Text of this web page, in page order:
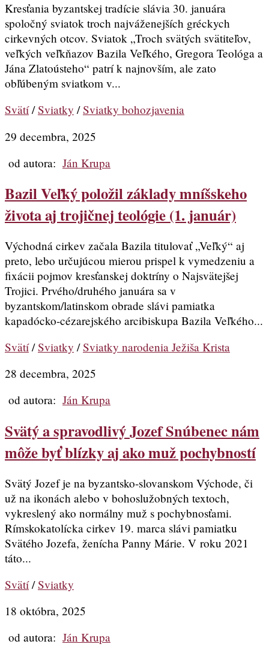
Kresťania byzantskej tradície slávia 30. januára
spoločný sviatok troch najváženejších gréckych
cirkevných otcov. Sviatok „Troch svätých svätiteľov,
veľkých veľkňazov Bazila Veľkého, Gregora Teológa a
Jána Zlatoústeho“ patrí k najnovším, ale zato
obľúbeným sviatkom v...
Svätí/Sviatky /Sviatky bohozjavenia
29 decembra, 2025
od autora: Ján Krupa
Bazil Veľký položil základy mníšskeho
života aj trojičnej teológie (1. január)
Východná cirkev začala Bazila titulovať „Veľký“ aj
preto, lebo určujúcou mierou prispel k vymedzeniu a
fixácii pojmov kresťanskej doktríny o Najsvätejšej
Trojici. Prvého/druhého januára sa v
byzantskom/latinskom obrade slávi pamiatka
kapadócko-cézarejského arcibiskupa Bazila Veľkého...
Svätí/Sviatky /Sviatky narodenia Ježiša Krista
28 decembra, 2025
od autora: Ján Krupa
Svätý a spravodlivý Jozef Snúbenec nám
môže byť blízky aj ako muž pochybností
Svätý Jozef je na byzantsko-slovanskom Východe, či
už na ikonách alebo v bohoslužobných textoch,
vykreslený ako normálny muž s pochybnosťami.
Rímskokatolícka cirkev 19. marca slávi pamiatku
Svätého Jozefa, ženícha Panny Márie. V roku 2021
táto...
Svätí/Sviatky
18 októbra, 2025
od autora: Ján Krupa